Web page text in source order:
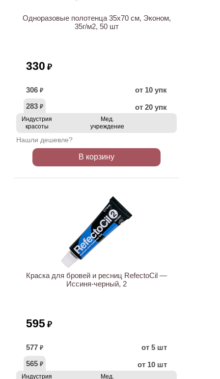
Одноразовые полотенца 35х70 см, Эконом,
35г/м2, 50 шт
330 ₽
306 ₽
от 10 упк
283 ₽ от 20 упк
Индустрия
красоты
Мед.
учреждение
Нашли дешевле?
В корзину
Краска для бровей и ресниц RefectoCil —
Иссиня-черный, 2
595 ₽
577 ₽
от 5 шт
565 ₽ от 10 шт
Индустрия
Мед.